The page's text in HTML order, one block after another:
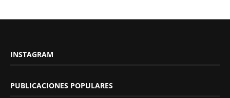
INSTAGRAM
PUBLICACIONES POPULARES